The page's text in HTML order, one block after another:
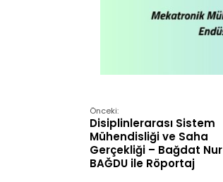
Önceki:
Disiplinlerarası Sistem
Mühendisliği ve Saha
Gerçekliği – Bağdat Nur
BAĞDU ile Röportaj